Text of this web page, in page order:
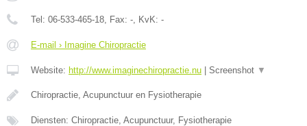
Tel: 06-533-465-18, Fax: -, KvK: -
E-mail › Imagine Chiropractie
Website: http://www.imaginechiropractie.nu Screenshot ▼
Chiropractie, Acupunctuur en Fysiotherapie
Diensten: Chiropractie, Acupunctuur, Fysiotherapie